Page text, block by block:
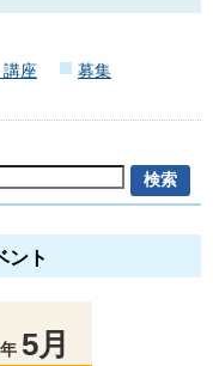
座
募集
ント
5月